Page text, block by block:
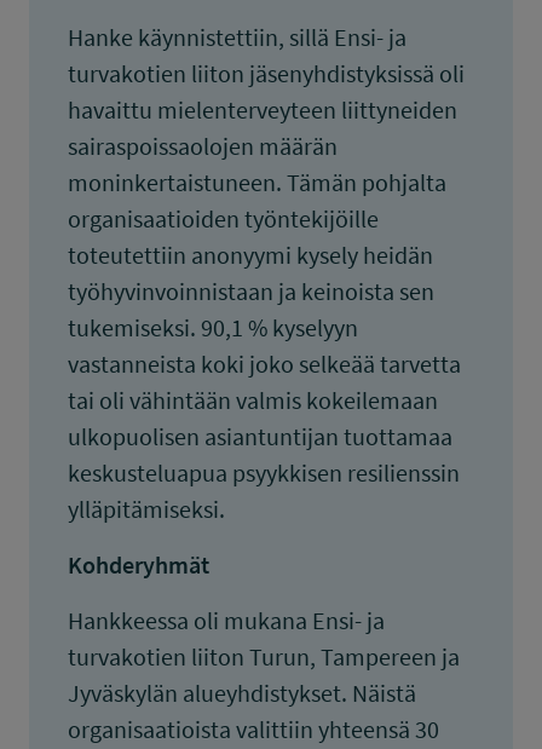
Hanke käynnistettiin, sillä Ensi- ja
turvakotien liiton jäsenyhdistyksissä oli
havaittu mielenterveyteen liittyneiden
sairaspoissaolojen määrän
moninkertaistuneen. Tämän pohjalta
organisaatioiden työntekijöille
toteutettiin anonyymi kysely heidän
työhyvinvoinnistaan ja keinoista sen
tukemiseksi. 90,1 % kyselyyn
vastanneista koki joko selkeää tarvetta
tai oli vähintään valmis kokeilemaan
ulkopuolisen asiantuntijan tuottamaa
keskusteluapua psyykkisen resilienssin
ylläpitämiseksi.
Kohderyhmät
Hankkeessa oli mukana Ensi- ja
turvakotien liiton Turun, Tampereen ja
Jyväskylän alueyhdistykset. Näistä
organisaatioista valittiin yhteensä 30